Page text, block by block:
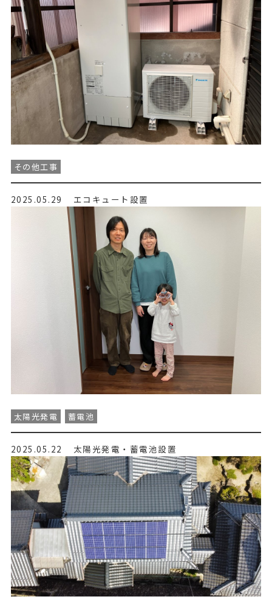
その他工事
2025.05.29 エコキュート設置
太陽光発電 蓄電池
2025.05.22 太陽光発電・蓄電池設置